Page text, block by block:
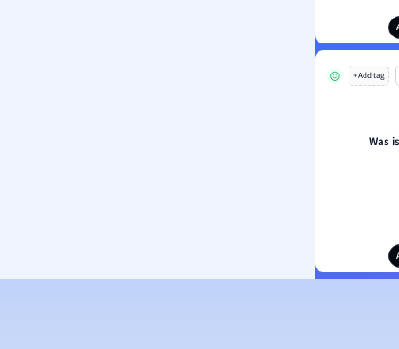
+ Add tag
Was